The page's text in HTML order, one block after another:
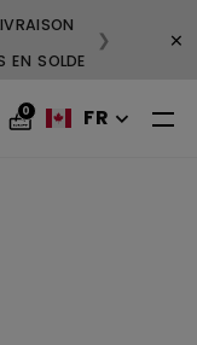
EN SOLDE
❯ ×
0 FR